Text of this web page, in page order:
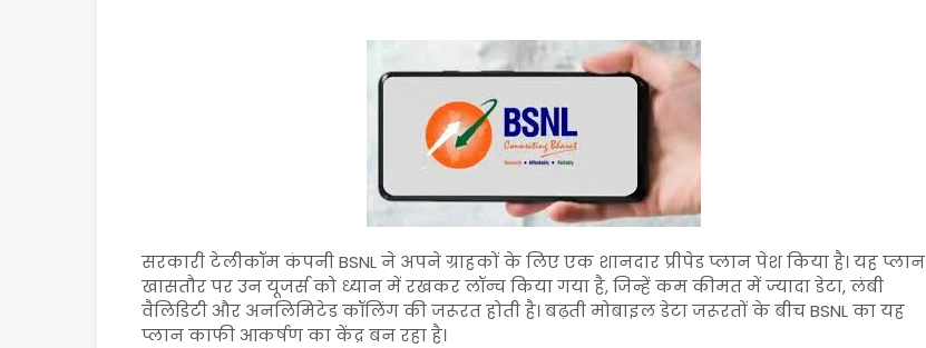
सरकारी टेलीकॉम कंपनीBSNLने अपने ग्राहकों के लिए एक शानदार प्रीपेड प्लान पेश किया है। यह प्लान
खासतौर पर उन यूजर्स को ध्यान में रखकर लॉन्च किया गया है, जिन्हें कम कीमत में ज्यादा डेटा, लंबी
वैलिडिटी और अनलिमिटेड कॉलिंग की जरूरत होती है। बढ़ती मोबाइल डेटा जरूरतों के बीच BSNL का यह
प्लान काफी आकर्षण का केंद्र बन रहा है।